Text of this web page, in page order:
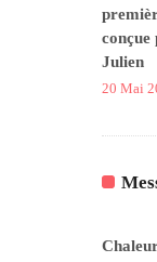
conçue
Julien
20 Mai